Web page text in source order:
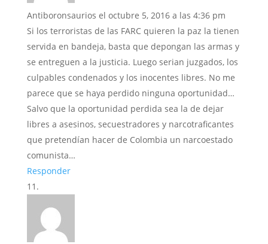
Antiboronsaurios el octubre 5, 2016 a las 4:36 pm
Si los terroristas de las FARC quieren la paz la tienen
servida en bandeja, basta que depongan las armas y
se entreguen a la justicia. Luego serian juzgados, los
culpables condenados y los inocentes libres. No me
parece que se haya perdido ninguna oportunidad…
Salvo que la oportunidad perdida sea la de dejar
libres a asesinos, secuestradores y narcotraficantes
que pretendían hacer de Colombia un narcoestado
comunista…
Responder